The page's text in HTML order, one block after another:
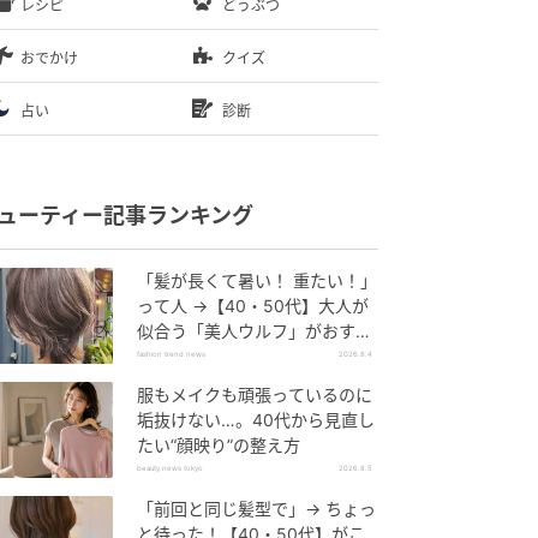
レシピ どうぶつ
おでかけ クイズ
占い 診断
ーティー記事ランキング
「髪が長くて暑い！ 重たい！」
って人 →【40・50代】大人が
似合う「美人ウルフ」がおすす
め♡
fashion trend news 2026.8.4
服もメイクも頑張っているのに
垢抜けない…。40代から見直し
たい“顔映り”の整え方
beauty news tokyo 2026.8.5
「前回と同じ髪型で」→ ちょっ
と待った！【40・50代】がこ